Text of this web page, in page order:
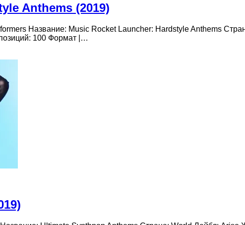
Anthems (2019)
Название: Music Rocket Launcher: Hardstyle Anthems
100 Формат |…